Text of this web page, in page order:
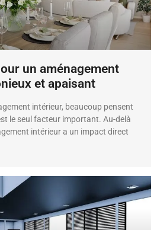
un aménagement
et apaisant
intérieur, beaucoup pensent
le seul facteur important. Au-delà
intérieur a un impact direct